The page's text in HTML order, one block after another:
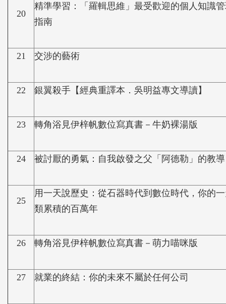
20
精準學習：「羅輯思維」最受歡迎的個人知識
指南
21 交涉的藝術
22 銀翼殺手【經典重譯本．吳明益專文導讀】
23 轉角浴見伊梓帆數位寫真書－牛奶裸湯版
24 被討厭的勇氣：自我啟發之父「阿德勒」的教導
25
用一天說歷史：從石器時代到數位時代，你的
類累積的百萬年
26 轉角浴見伊梓帆數位寫真書－萌力喵咪版
27 就業的終結：你的未來不屬於任何公司